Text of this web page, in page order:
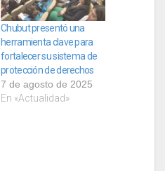
Chubut presentó una
herramienta clave para
fortalecer su sistema de
protección de derechos
7 de agosto de 2025
En «Actualidad»